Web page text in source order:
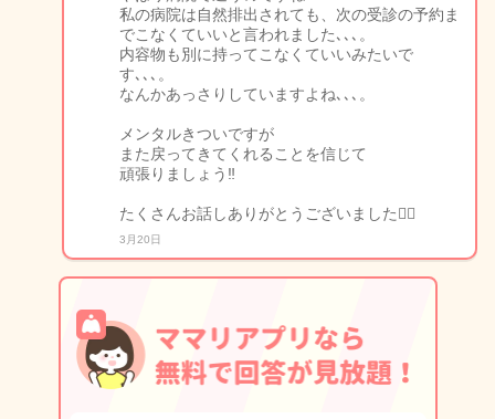
私の病院は自然排出されても、次の受診の予約ま
でこなくていいと言われました､､､。
内容物も別に持ってこなくていいみたいで
す､､､。
なんかあっさりしていますよね､､､。
メンタルきついですが
また戻ってきてくれることを信じて
頑張りましょう‼️
たくさんお話しありがとうございました🙇‍♀️
3月20日